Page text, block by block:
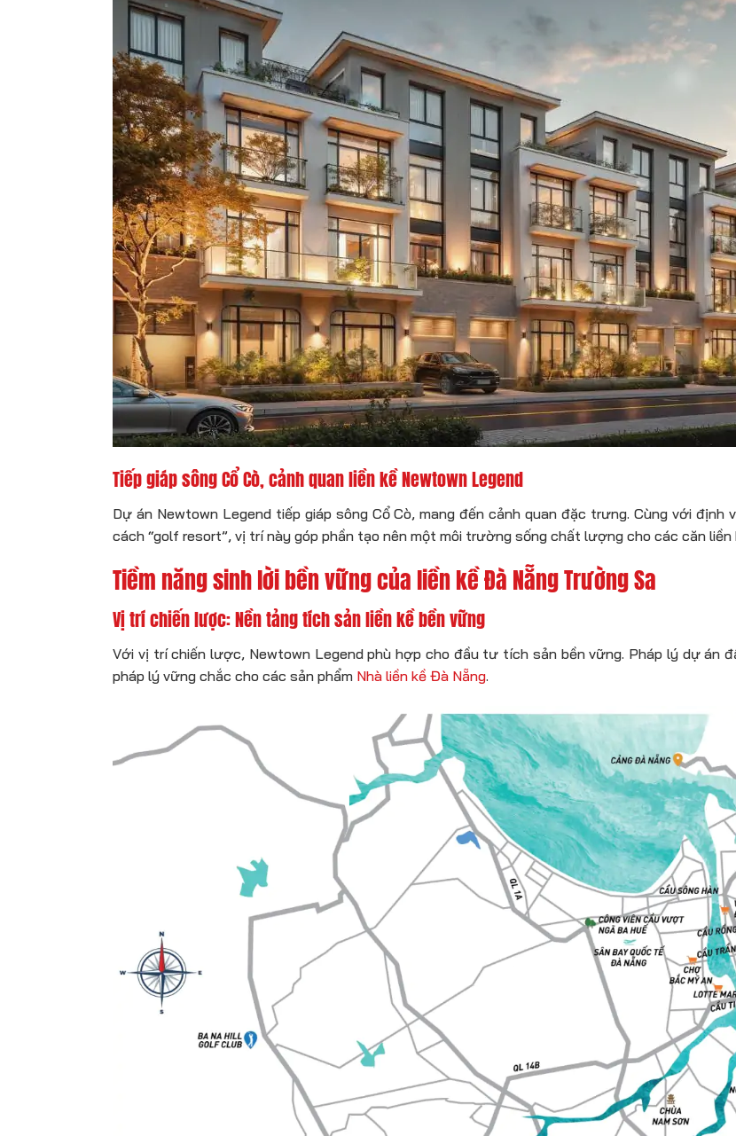
Tiếp giáp sông Cổ Cò, cảnh quan liền kề Newtown Legend
Dự án Newtown Legend tiếp giáp sông Cổ Cò, mang đến cảnh quan đặc trưng. Cùng với
cách “golf resort”, vị trí này góp phần tạo nên một môi trường sống chất lượng cho các căn liền
Tiềm năng sinh lời bền vững của liền kề Đà Nẵng Trường Sa
Vị trí chiến lược: Nền tảng tích sản liền kề bền vững
Với vị trí chiến lược, Newtown Legend phù hợp cho đầu tư tích sản bền vững. Pháp lý dự án
pháp lý vững chắc cho các sản phẩm Nhà liền kề Đà Nẵng.